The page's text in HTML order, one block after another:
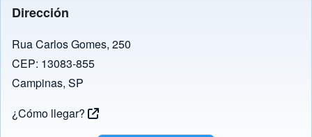
Dirección
Rua Carlos Gomes, 250
CEP: 13083-855
Campinas, SP
¿Cómo llegar?